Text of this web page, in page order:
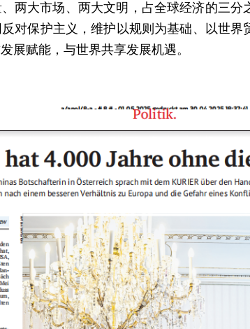
两大市场、两大文明，占全球经济的三
对保护主义，维护以规则为基础、以世
展赋能，与世界共享发展机遇。